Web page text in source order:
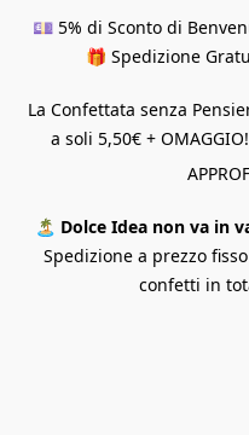
💷 5% di Sconto di
🎁 Spedizione
La Confettata senza
a soli 5,50€ +
🏝️ Dolce Idea non va in
Spedizione a prezzo
confetti in